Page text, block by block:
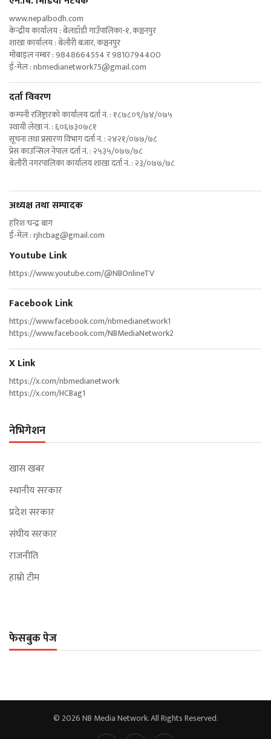
www.nepalbodh.com
केन्द्रीय कार्यालय : बेलडाँडी गाउँपालिका-१, कञ्चनपुर
शाखा कार्यालय : बेलौरी बजार, कञ्चनपुर
मोबाइल नम्बर : 9848664554 र 9810794400
ई-मेल :nbmedianetwork75@gmail.com
दर्ता विवरण
कम्पनी रजिष्ट्रारको कार्यालय दर्ता नं. : १८७८०९/७४/०७५
स्थायी लेखा नं. : ६०६७३०७८१
सूचना तथा प्रसारण विभाग दर्ता नं. : २४२१/०७७/७८
प्रेस काउन्सिल नेपाल दर्ता नं. : २५३५/०७७/७८
बेलौरी नगरपालिका कार्यालय शाखा दर्ता नं. : २३/०७७/७८
अध्यक्ष तथा सम्पादक
हरिश चन्द्र बाग
ई-मेल :rjhcbag@gmail.com
Youtube Link
https://www.youtube.com/@NBOnlineTV
Facebook Link
https://www.facebook.com/nbmedianetwork1
https://www.facebook.com/NBMediaNetwork2
X Link
https://x.com/nbmedianetwork
https://x.com/HCBag1
नेभिगेशन
खास खबर
स्थानीय सरकार
प्रदेश सरकार
संघीय सरकार
राजनीति
हाम्रो टीम
फेसबुक पेज
© 2026 NB Media Network. All Rights Reserved.